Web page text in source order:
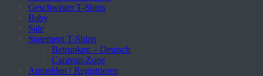
Geschwister T-Shirts
Baby
Sale
Statement T-Shirts
Betrunken – Deutsch
Caravan-Zone
Anmelden / Registrieren